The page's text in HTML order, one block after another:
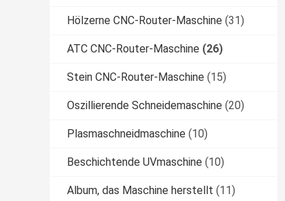
Hölzerne CNC-Router-Maschine (31)
ATC CNC-Router-Maschine (26)
Stein CNC-Router-Maschine (15)
Oszillierende Schneidemaschine (20)
Plasmaschneidmaschine (10)
Beschichtende UVmaschine (10)
Album, das Maschine herstellt (11)